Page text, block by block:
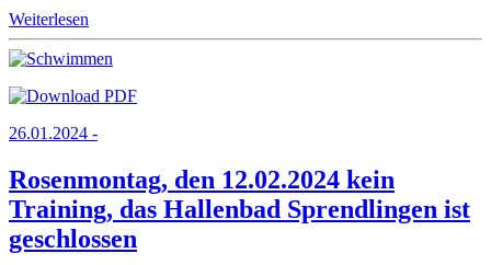
Weiterlesen
26.01.2024 -
Rosenmontag, den 12.02.2024 kein
Training, das Hallenbad Sprendlingen ist
geschlossen